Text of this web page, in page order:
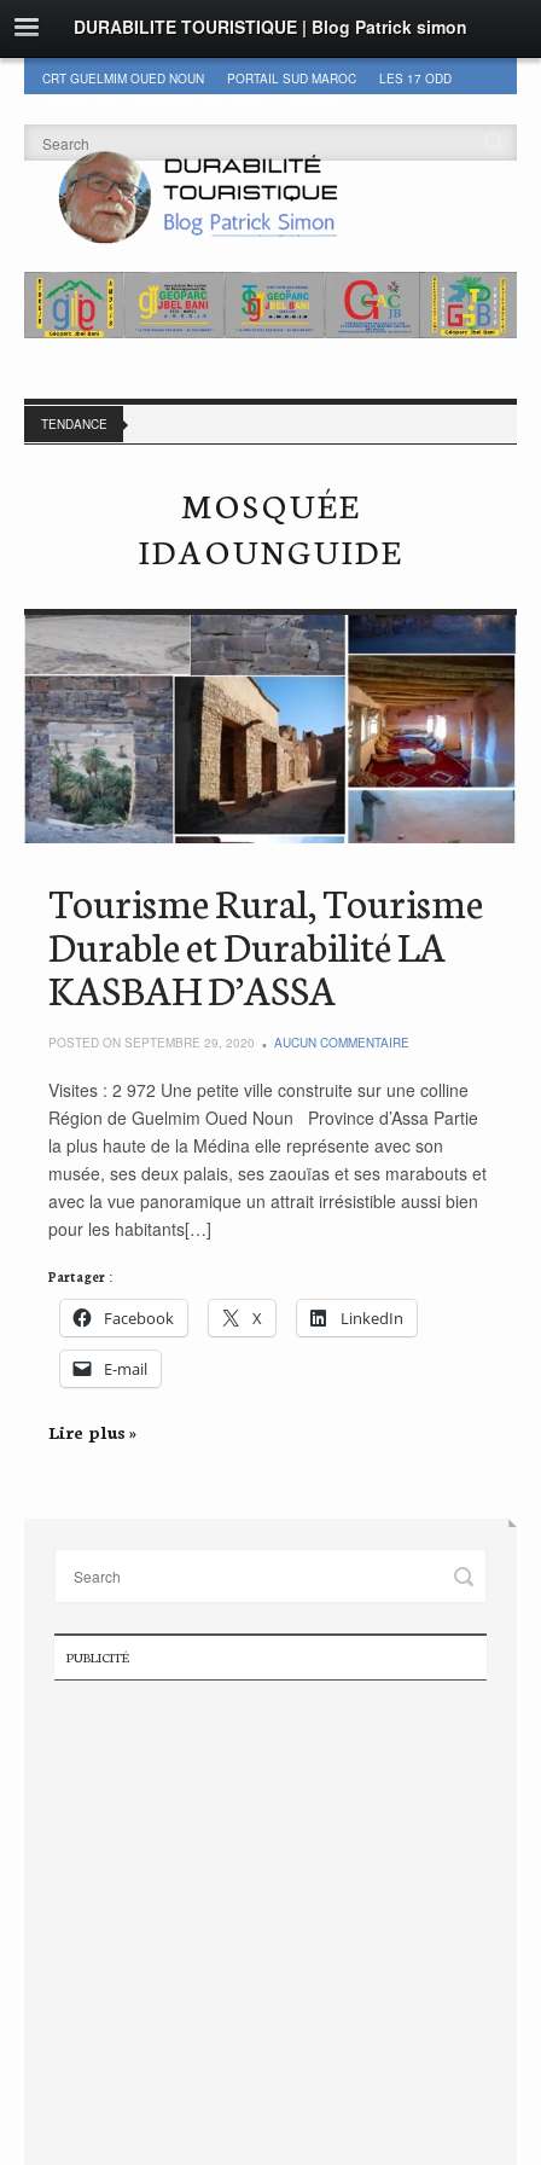
DURABILITE TOURISTIQUE | Blog Patrick simon
CRT GUELMIM OUED NOUN PORTAIL SUD MAROC
LES 17 ODD
TENDANCE
MOSQUÉE
IDAOUNGUIDE
Tourisme Rural, Tourisme
Durable et Durabilité LA
KASBAH D’ASSA
POSTED ON SEPTEMBRE 29, 2020 AUCUN COMMENTAIRE
Visites : 2 972 Une petite ville construite sur une colline
Région de Guelmim Oued Noun Province d’Assa Partie
la plus haute de la Médina elle représente avec son
musée, ses deux palais, ses zaouïas et ses marabouts et
avec la vue panoramique un attrait irrésistible aussi bien
pour les habitants[…]
Partager :
Facebook X LinkedIn
E-mail
Lire plus »
PUBLICITÉ